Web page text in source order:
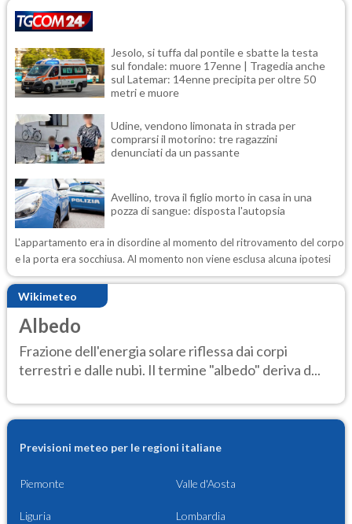
Jesolo, si tuffa dal pontile e sbatte la testa
sul fondale: muore 17enne | Tragedia anche
sul Latemar: 14enne precipita per oltre 50
metri e muore
Udine, vendono limonata in strada per
comprarsi il motorino: tre ragazzini
denunciati da un passante
Avellino, trova il figlio morto in casa in una
pozza di sangue: disposta l'autopsia
L'appartamento era in disordine al momento del ritrovamento del corpo
e la porta era socchiusa. Al momento non viene esclusa alcuna ipotesi
Wikimeteo
Albedo
Frazione dell'energia solare riflessa dai corpi
terrestri e dalle nubi. Il termine "albedo" deriva d...
Previsioni meteo per le regioni italiane
Piemonte Valle d'Aosta
Liguria Lombardia